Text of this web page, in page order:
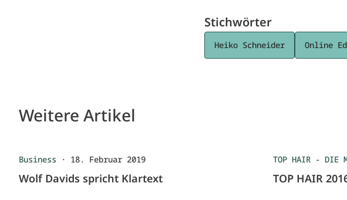
Stichwörter
Heiko Schneider Online
Weitere Artikel
Business · 18. Februar 2019
Wolf Davids spricht Klartext
TOP HAIR - DIE
TOP HAIR